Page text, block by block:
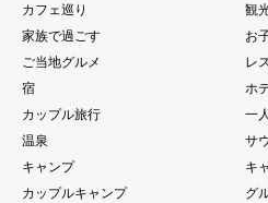
カフェ巡り
観
家族で過ごす
お
ご当地グルメ
レ
宿
ホ
カップル旅行
一
温泉
サ
キャンプ
キ
カップルキャンプ
グ